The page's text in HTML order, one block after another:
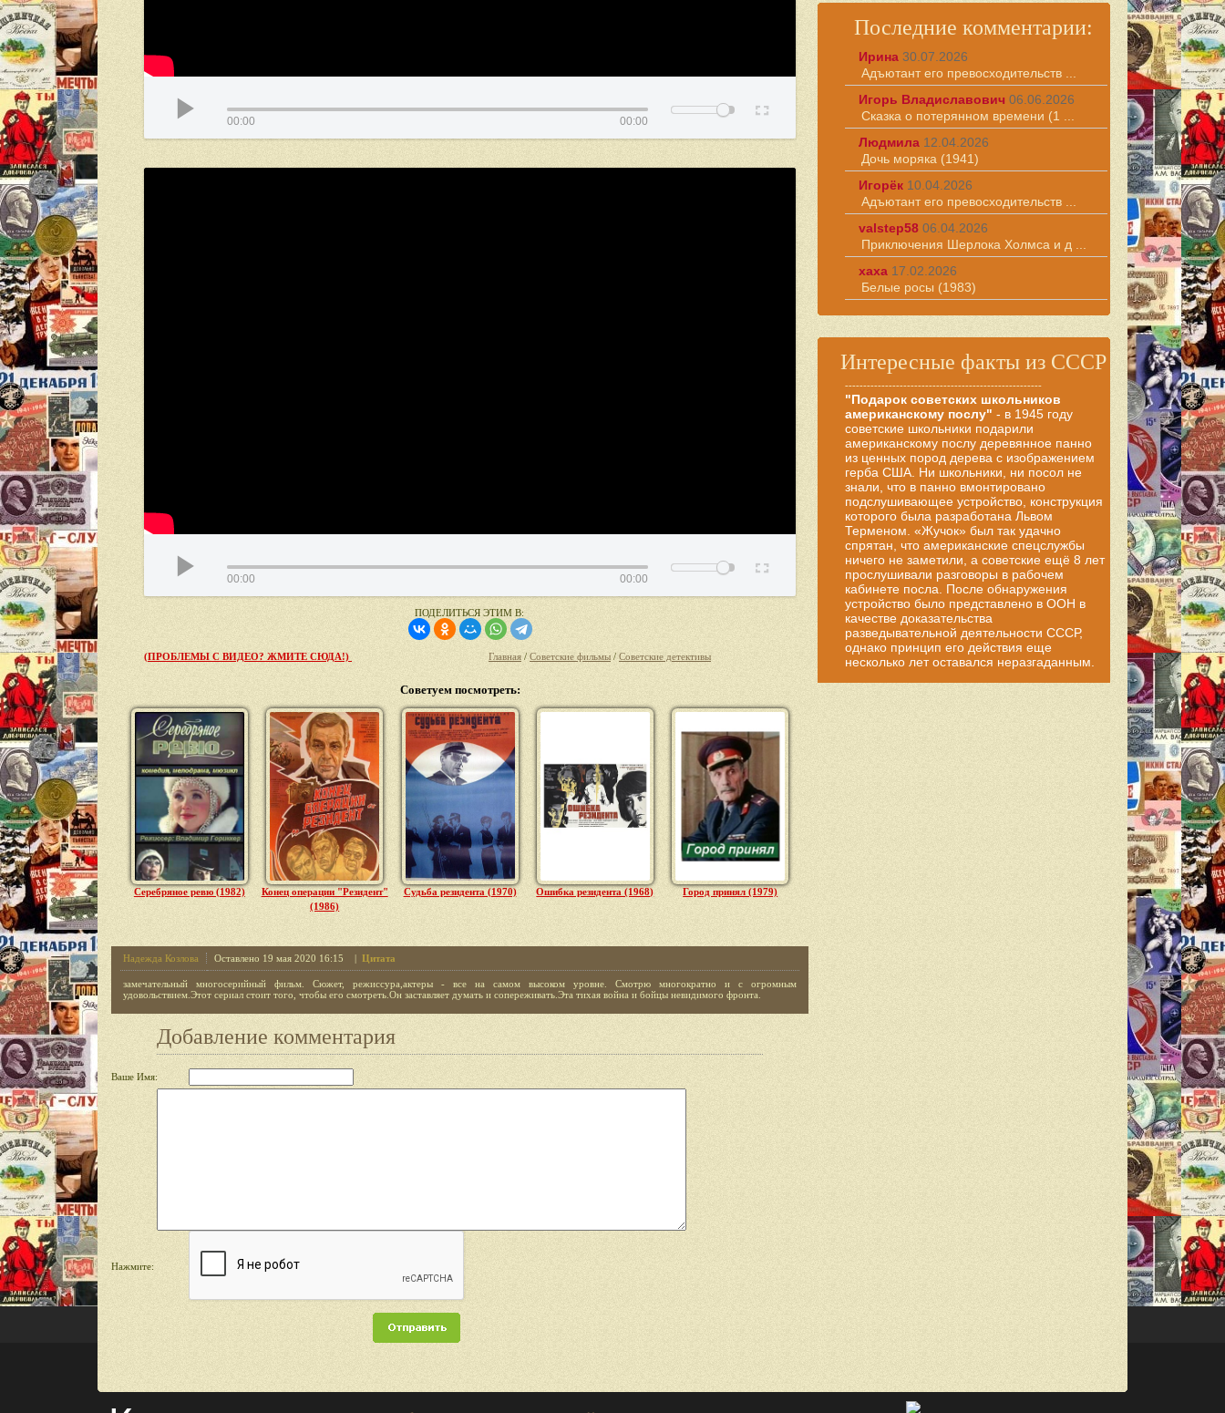
00:00 00:00
00:00 00:00
ПОДЕЛИТЬСЯ ЭТИМ В:
(ПРОБЛЕМЫ С ВИДЕО? ЖМИТЕ СЮДА!) Главная / Советские фильмы / Советские детективы
Советуем посмотреть:
Серебряное ревю (1982)
Конец операции "Резидент"
(1986)
Судьба резидента (1970) Ошибка резидента (1968) Город принял (1979)
Надежда Козлова Оставлено 19 мая 2020 16:15 | Цитата
замечательный многосерийный фильм. Сюжет, режиссура,актеры - все на самом высоком уровне. Смотрю многократно и с огромным
удовольствием.Этот сериал стоит того, чтобы его смотреть.Он заставляет думать и сопереживать.Эта тихая война и бойцы невидимого фронта.
Добавление комментария
Ваше Имя:
Нажмите:
Последние комментарии:
Ирина 30.07.2026
Адъютант его превосходительств ...
Игорь Владиславович 06.06.2026
Сказка о потерянном времени (1 ...
Людмила 12.04.2026
Дочь моряка (1941)
Игорёк 10.04.2026
Адъютант его превосходительств ...
valstep58 06.04.2026
Приключения Шерлока Холмса и д ...
хаха 17.02.2026
Белые росы (1983)
Интересные факты из СССР
------------------------------------------------------
"Подарок советских школьников
американскому послу" - в 1945 году
советские школьники подарили
американскому послу деревянное панно
из ценных пород дерева с изображением
герба США. Ни школьники, ни посол не
знали, что в панно вмонтировано
подслушивающее устройство, конструкция
которого была разработана Львом
Терменом. «Жучок» был так удачно
спрятан, что американские спецслужбы
ничего не заметили, а советские ещё 8 лет
прослушивали разговоры в рабочем
кабинете посла. После обнаружения
устройство было представлено в ООН в
качестве доказательства
разведывательной деятельности СССР,
однако принцип его действия еще
несколько лет оставался неразгаданным.